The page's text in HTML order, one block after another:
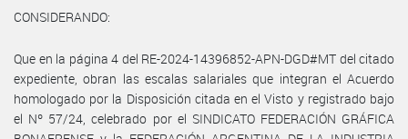
CONSIDERANDO:
Que en la página 4 del RE-2024-14396852-APN-DGD#MT del citado
expediente, obran las escalas salariales que integran el Acuerdo
homologado por la Disposición citada en el Visto y registrado bajo
el Nº 57/24, celebrado por el SINDICATO FEDERACIÓN GRÁFICA